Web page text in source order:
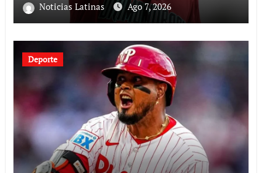
Noticias Latinas Ago 7, 2026
Deporte